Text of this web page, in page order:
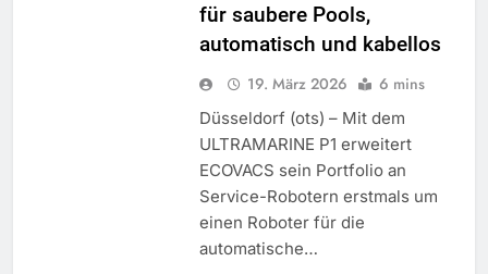
für saubere Pools,
automatisch und kabellos
19. März 2026 6 mins
Düsseldorf (ots) – Mit dem
ULTRAMARINE P1 erweitert
ECOVACS sein Portfolio an
Service-Robotern erstmals um
einen Roboter für die
automatische…